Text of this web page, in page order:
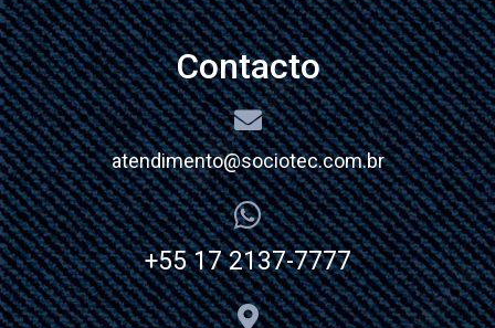
Contacto
atendimento@sociotec.com.br
+55 17 2137-7777